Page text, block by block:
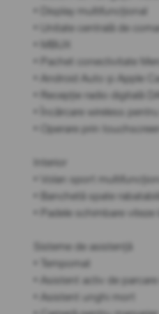
• Display multifuncțional
• Unitate centrală de
• MBUX
• Pachet conectivitate
• Android Auto și Apple
• Recepție radio digitală
• Încărcare wireless
• Operare prin touchscreen
Interior
• Volan sport
• Banchetă spate
• Padele schimbare viteze
Sisteme de asistență
• Tempomat
• Asistent activ de
• Asistent unghi mort